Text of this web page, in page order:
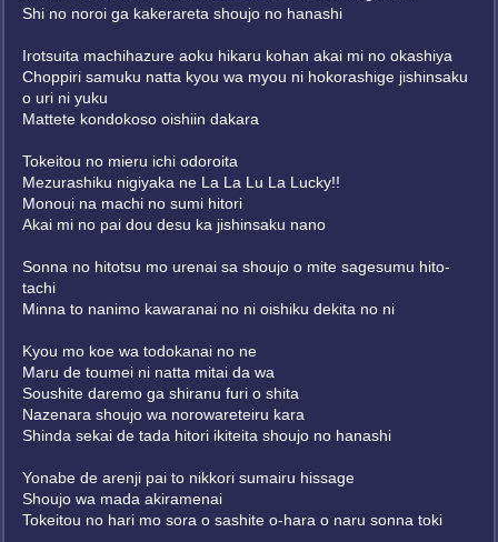
Shi no noroi ga kakerareta shoujo no hanashi
Irotsuita machihazure aoku hikaru kohan akai mi no okashiya
Choppiri samuku natta kyou wa myou ni hokorashige jishinsaku
o uri ni yuku
Mattete kondokoso oishiin dakara
Tokeitou no mieru ichi odoroita
Mezurashiku nigiyaka ne La La Lu La Lucky!!
Monoui na machi no sumi hitori
Akai mi no pai dou desu ka jishinsaku nano
Sonna no hitotsu mo urenai sa shoujo o mite sagesumu hito-
tachi
Minna to nanimo kawaranai no ni oishiku dekita no ni
Kyou mo koe wa todokanai no ne
Maru de toumei ni natta mitai da wa
Soushite daremo ga shiranu furi o shita
Nazenara shoujo wa norowareteiru kara
Shinda sekai de tada hitori ikiteita shoujo no hanashi
Yonabe de arenji pai to nikkori sumairu hissage
Shoujo wa mada akiramenai
Tokeitou no hari mo sora o sashite o-hara o naru sonna toki